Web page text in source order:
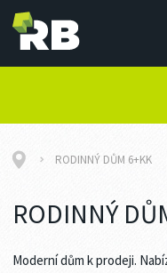
RODINNÝ DŮM 6+KK
RODINNÝ
Moderní dům k prodeji.